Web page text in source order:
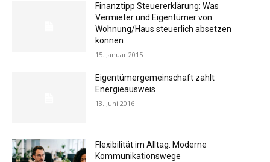
Finanztipp Steuererklärung: Was
Vermieter und Eigentümer von
Wohnung/Haus steuerlich absetzen
können
15. Januar 2015
Eigentümergemeinschaft zahlt
Energieausweis
13. Juni 2016
Flexibilität im Alltag: Moderne
Kommunikationswege